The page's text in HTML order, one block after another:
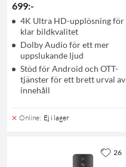
699:-
4K Ultra HD-upplösning för
klar bildkvalitet
Dolby Audio för ett mer
uppslukande ljud
Stöd för Android och OTT-
tjänster för ett brett urval av
innehåll
Online: Ej i lager
26